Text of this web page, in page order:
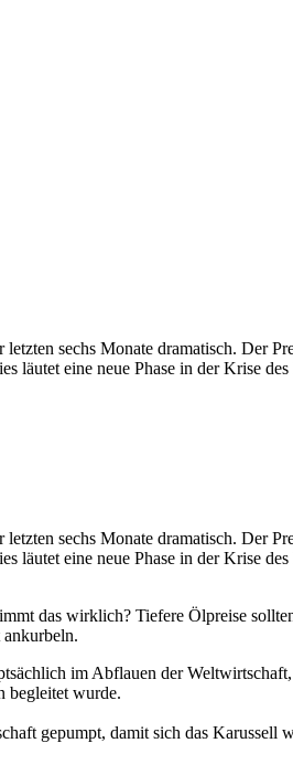
sechs Monate dramatisch. Der
läutet eine neue Phase in der Krise
sechs Monate dramatisch. Der
läutet eine neue Phase in der Krise
das wirklich? Tiefere Ölpreise
im Abflauen der
begleitet wurde.
gepumpt, damit sich das